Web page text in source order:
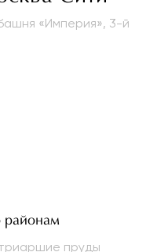
«Империя», 3-й
пруды